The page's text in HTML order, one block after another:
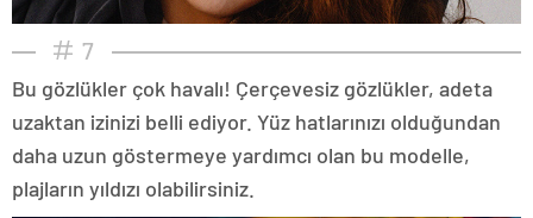
7
Bu gözlükler çok havalı! Çerçevesiz gözlükler, adeta
uzaktan izinizi belli ediyor. Yüz hatlarınızı olduğundan
daha uzun göstermeye yardımcı olan bu modelle,
plajların yıldızı olabilirsiniz.